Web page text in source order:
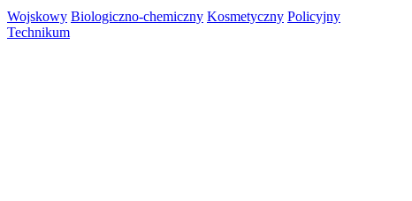
Wojskowy Biologiczno-chemiczny Kosmetyczny Policyjny
Technikum